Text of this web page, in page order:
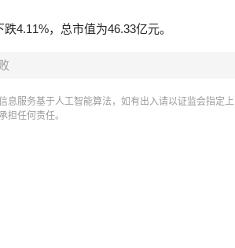
4.11%，总市值为46.33亿元。
息服务基于人工智能算法，如有出入请以证监会指定上
担任何责任。